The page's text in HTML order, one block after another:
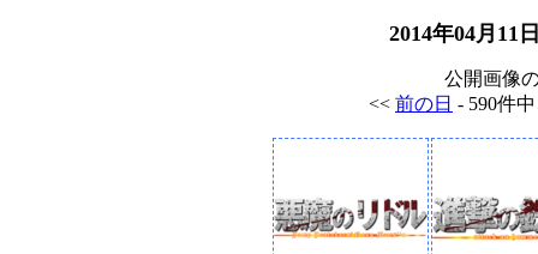
2014年04月11
公開画像
<< 前の日 - 590件